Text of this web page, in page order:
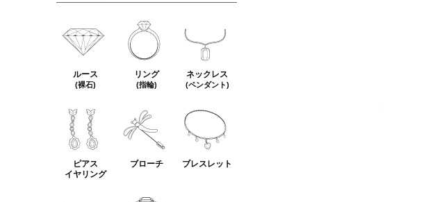
ルース
(裸石)
リング
(指輪)
ネックレス
(ペンダント)
ピアス
イヤリング
ブローチ ブレスレット